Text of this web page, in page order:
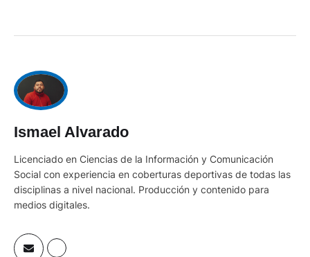
Ismael Alvarado
Licenciado en Ciencias de la Información y Comunicación
Social con experiencia en coberturas deportivas de todas las
disciplinas a nivel nacional. Producción y contenido para
medios digitales.